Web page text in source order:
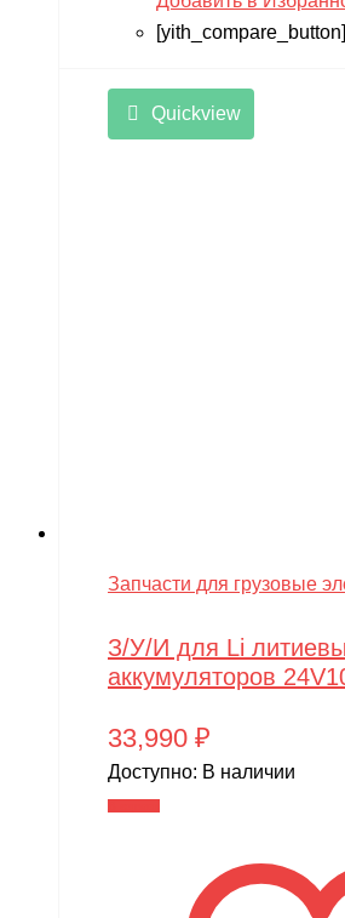
[yith_compare_button]
Quickview
Запчасти для грузовые
З/У/И для Li
аккумуляторов
33,990 ₽
Доступно: В наличии